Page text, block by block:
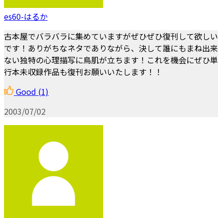
es60-はるか
古本屋でバラバラに集めていますがぜひぜひ復刊して欲しい
です！ありがちなネタでありながら、決して誰にもまね出来
ない独特の心理描写に鳥肌が立ちます！これを機会にぜひ単
行本未収録作品も復刊お願いいたします！！
Good (1)
2003/07/02